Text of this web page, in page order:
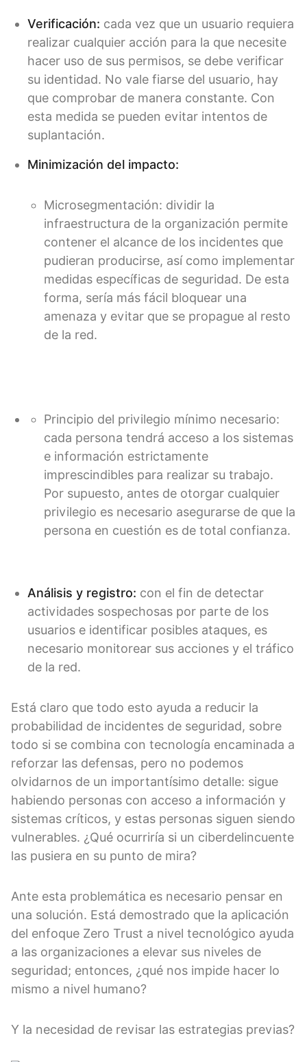
Verificación: cada vez que un usuario requiera
realizar cualquier acción para la que necesite
hacer uso de sus permisos, se debe verificar
su identidad. No vale fiarse del usuario, hay
que comprobar de manera constante. Con
esta medida se pueden evitar intentos de
suplantación.
Minimización del impacto:
Microsegmentación: dividir la
infraestructura de la organización permite
contener el alcance de los incidentes que
pudieran producirse, así como implementar
medidas específicas de seguridad. De esta
forma, sería más fácil bloquear una
amenaza y evitar que se propague al resto
de la red.
Principio del privilegio mínimo necesario:
cada persona tendrá acceso a los sistemas
e información estrictamente
imprescindibles para realizar su trabajo.
Por supuesto, antes de otorgar cualquier
privilegio es necesario asegurarse de que la
persona en cuestión es de total confianza.
Análisis y registro: con el fin de detectar
actividades sospechosas por parte de los
usuarios e identificar posibles ataques, es
necesario monitorear sus acciones y el tráfico
de la red.
Está claro que todo esto ayuda a reducir la
probabilidad de incidentes de seguridad, sobre
todo si se combina con tecnología encaminada a
reforzar las defensas, pero no podemos
olvidarnos de un importantísimo detalle: sigue
habiendo personas con acceso a información y
sistemas críticos, y estas personas siguen siendo
vulnerables. ¿Qué ocurriría si un ciberdelincuente
las pusiera en su punto de mira?
Ante esta problemática es necesario pensar en
una solución. Está demostrado que la aplicación
del enfoque Zero Trust a nivel tecnológico ayuda
a las organizaciones a elevar sus niveles de
seguridad; entonces, ¿qué nos impide hacer lo
mismo a nivel humano?
Y la necesidad de revisar las estrategias previas?